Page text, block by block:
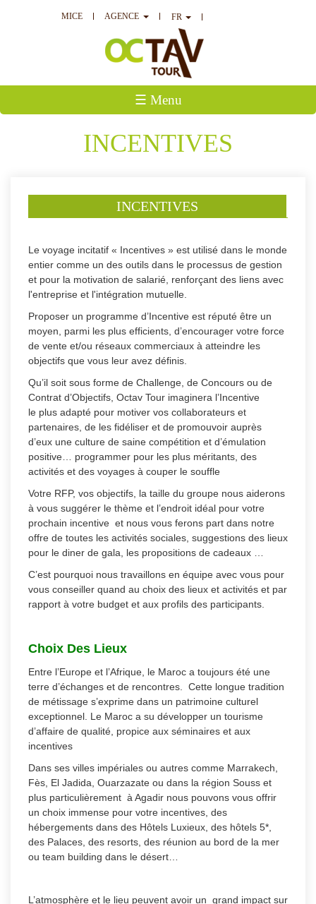
MICE AGENCE FR
☰ Menu
INCENTIVES
INCENTIVES
Le voyage incitatif « Incentives » est utilisé dans le monde
entier comme un des outils dans le processus de gestion
et pour la motivation de salarié, renforçant des liens avec
l'entreprise et l'intégration mutuelle.
Proposer un programme d’Incentive est réputé être un
moyen, parmi les plus efficients, d’encourager votre force
de vente et/ou réseaux commerciaux à atteindre les
objectifs que vous leur avez définis.
Qu’il soit sous forme de Challenge, de Concours ou de
Contrat d’Objectifs, Octav Tour imaginera l’Incentive
le plus adapté pour motiver vos collaborateurs et
partenaires, de les fidéliser et de promouvoir auprès
d’eux une culture de saine compétition et d’émulation
positive… programmer pour les plus méritants, des
activités et des voyages à couper le souffle
Votre RFP, vos objectifs, la taille du groupe nous aiderons
à vous suggérer le thème et l’endroit idéal pour votre
prochain incentive et nous vous ferons part dans notre
offre de toutes les activités sociales, suggestions des lieux
pour le diner de gala, les propositions de cadeaux …
C’est pourquoi nous travaillons en équipe avec vous pour
vous conseiller quand au choix des lieux et activités et par
rapport à votre budget et aux profils des participants.
Choix Des Lieux
Entre l’Europe et l’Afrique, le Maroc a toujours été une
terre d’échanges et de rencontres. Cette longue tradition
de métissage s’exprime dans un patrimoine culturel
exceptionnel. Le Maroc a su développer un tourisme
d’affaire de qualité, propice aux séminaires et aux
incentives
Dans ses villes impériales ou autres comme Marrakech,
Fès, El Jadida, Ouarzazate ou dans la région Souss et
plus particulièrement à Agadir nous pouvons vous offrir
un choix immense pour votre incentives, des
hébergements dans des Hôtels Luxieux, des hôtels 5*,
des Palaces, des resorts, des réunion au bord de la mer
ou team building dans le désert…
L’atmosphère et le lieu peuvent avoir un grand impact sur